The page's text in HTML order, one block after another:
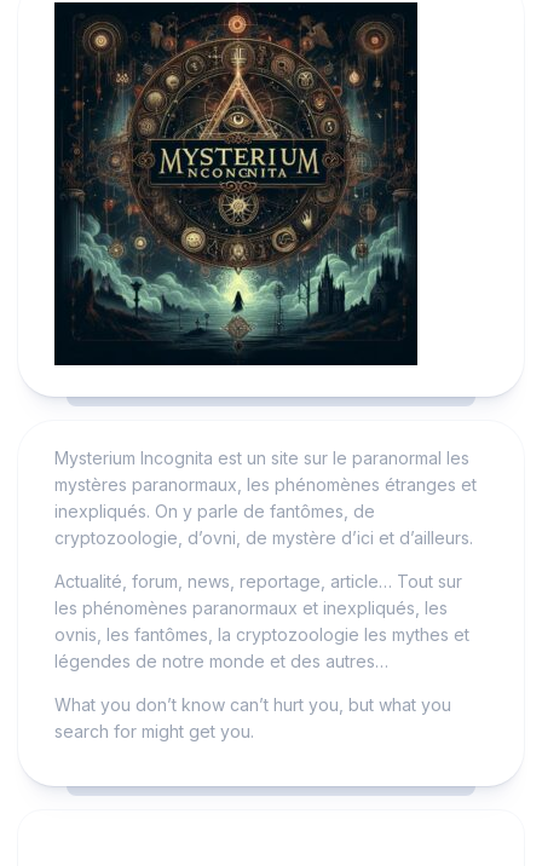
Mysterium Incognita est un site sur le paranormal les
mystères paranormaux, les phénomènes étranges et
inexpliqués. On y parle de fantômes, de
cryptozoologie, d’ovni, de mystère d’ici et d’ailleurs.
Actualité, forum, news, reportage, article… Tout sur
les phénomènes paranormaux et inexpliqués, les
ovnis, les fantômes, la cryptozoologie les mythes et
légendes de notre monde et des autres…
What you don’t know can’t hurt you, but what you
search for might get you.